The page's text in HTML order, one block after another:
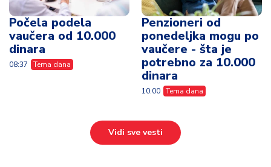
Počela podela
vaučera od 10.000
dinara
08:37 Tema dana
Penzioneri od
ponedeljka mogu po
vaučere - šta je
potrebno za 10.000
dinara
10:00 Tema dana
Vidi sve vesti